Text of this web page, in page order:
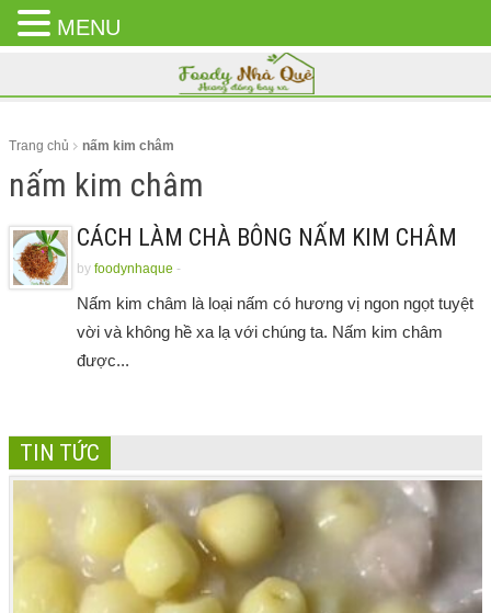
CLOSE
MENU
Trang chủ nấm kim châm
nấm kim châm
CÁCH LÀM CHÀ BÔNG NẤM KIM CHÂM
by foodynhaque -
Nấm kim châm là loại nấm có hương vị ngon ngọt tuyệt
vời và không hề xa lạ với chúng ta. Nấm kim châm
được...
TIN TỨC
MENU